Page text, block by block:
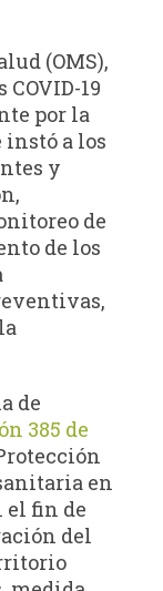
(OMS),
19
por la
instó a los
y
de
de los
de
385 de
en
el fin de
del